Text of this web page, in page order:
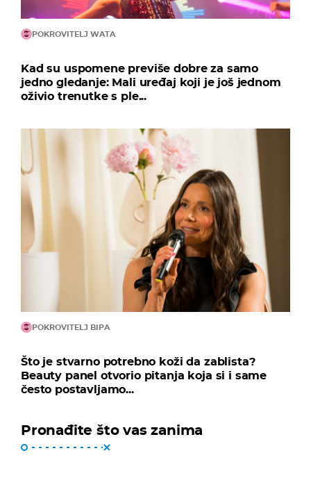
POKROVITELJ WATA
Kad su uspomene previše dobre za samo
jedno gledanje: Mali uređaj koji je još jednom
oživio trenutke s ple...
POKROVITELJ BIPA
Što je stvarno potrebno koži da zablista?
Beauty panel otvorio pitanja koja si i same
često postavljamo...
Pronađite što vas zanima